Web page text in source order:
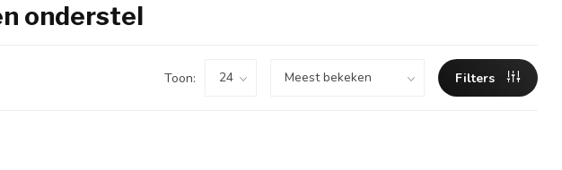
onderstel
Toon: Filters